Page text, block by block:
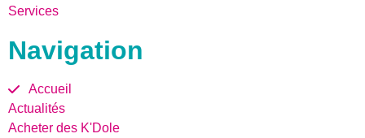
Services
Navigation
Accueil
Actualités
Acheter des K'Dole